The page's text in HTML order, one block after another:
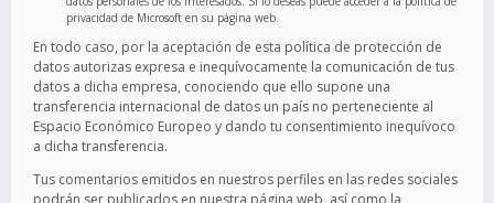
privacidad de Microsoft en su página web.
En todo caso, por la aceptación de esta política de protección de
datos autorizas expresa e inequívocamente la comunicación de tus
datos a dicha empresa, conociendo que ello supone una
transferencia internacional de datos un país no perteneciente al
Espacio Económico Europeo y dando tu consentimiento inequívoco
a dicha transferencia.
Tus comentarios emitidos en nuestros perfiles en las redes sociales
podrán ser publicados en nuestra página web, así como la